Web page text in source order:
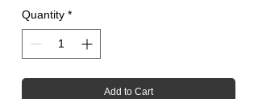
Quantity *
Add to Cart